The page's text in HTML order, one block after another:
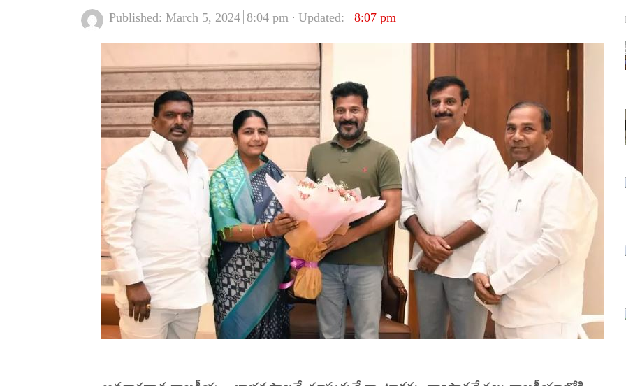
Published: March 5, 2024 8:04 pm Updated: 8:07 pm